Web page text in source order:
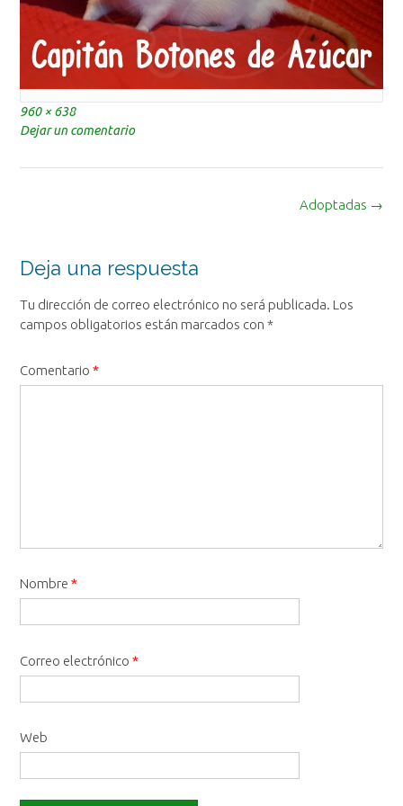
Tamaño
completo
960 × 638
Dejar un comentario
entrada
Adoptadas →
Deja una respuesta
Tu dirección de correo electrónico no será publicada. Los
campos obligatorios están marcados con *
Comentario *
Nombre *
Correo electrónico *
Web